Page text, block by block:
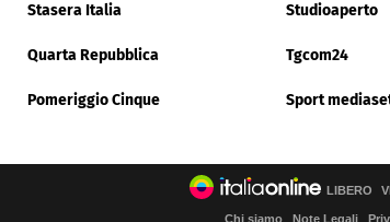
Stasera Italia Studioaperto
Quarta Repubblica Tgcom24
Pomeriggio Cinque Sport
LIBERO
Chi siamo Note Legali